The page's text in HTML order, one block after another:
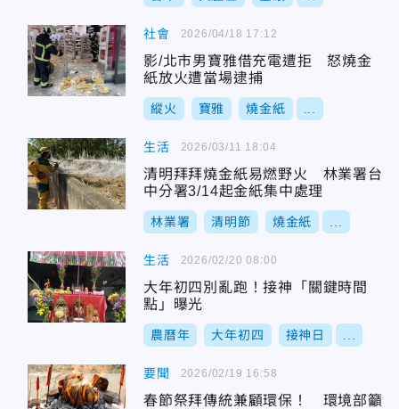
社會
影/北市男寶雅借充電遭拒 怒燒金
紙放火遭當場逮捕
縱火 寶雅 燒金紙
2026/04/18 17:12
生活
清明拜拜燒金紙易燃野火 林業署台
中分署3/14起金紙集中處理
林業署 清明節 燒金紙
2026/03/11 18:04
生活
大年初四別亂跑！接神「關鍵時間
點」曝光
農曆年 大年初四 接神日
2026/02/20 08:00
要聞
春節祭拜傳統兼顧環保！ 環境部籲
2026/02/19 16:58